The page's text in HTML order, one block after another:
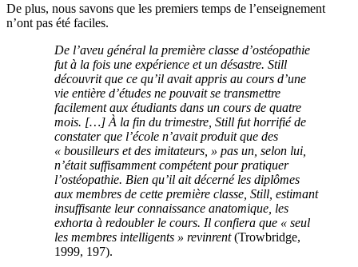
De plus, nous savons que les premiers temps de l’enseignement
n’ont pas été faciles.
De l’aveu général la première classe d’ostéopathie
fut à la fois une expérience et un désastre. Still
découvrit que ce qu’il avait appris au cours d’une
vie entière d’études ne pouvait se transmettre
facilement aux étudiants dans un cours de quatre
mois. […] À la fin du trimestre, Still fut horrifié de
constater que l’école n’avait produit que des
« bousilleurs et des imitateurs, » pas un, selon lui,
n’était suffisamment compétent pour pratiquer
l’ostéopathie. Bien qu’il ait décerné les diplômes
aux membres de cette première classe, Still, estimant
insuffisante leur connaissance anatomique, les
exhorta à redoubler le cours. Il confiera que « seul
les membres intelligents » revinrent(Trowbridge,
1999, 197).